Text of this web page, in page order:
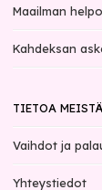
Maailman
Kahdeksan
TIETOA MEISTÄ
Vaihdot ja
Yhteystiedot